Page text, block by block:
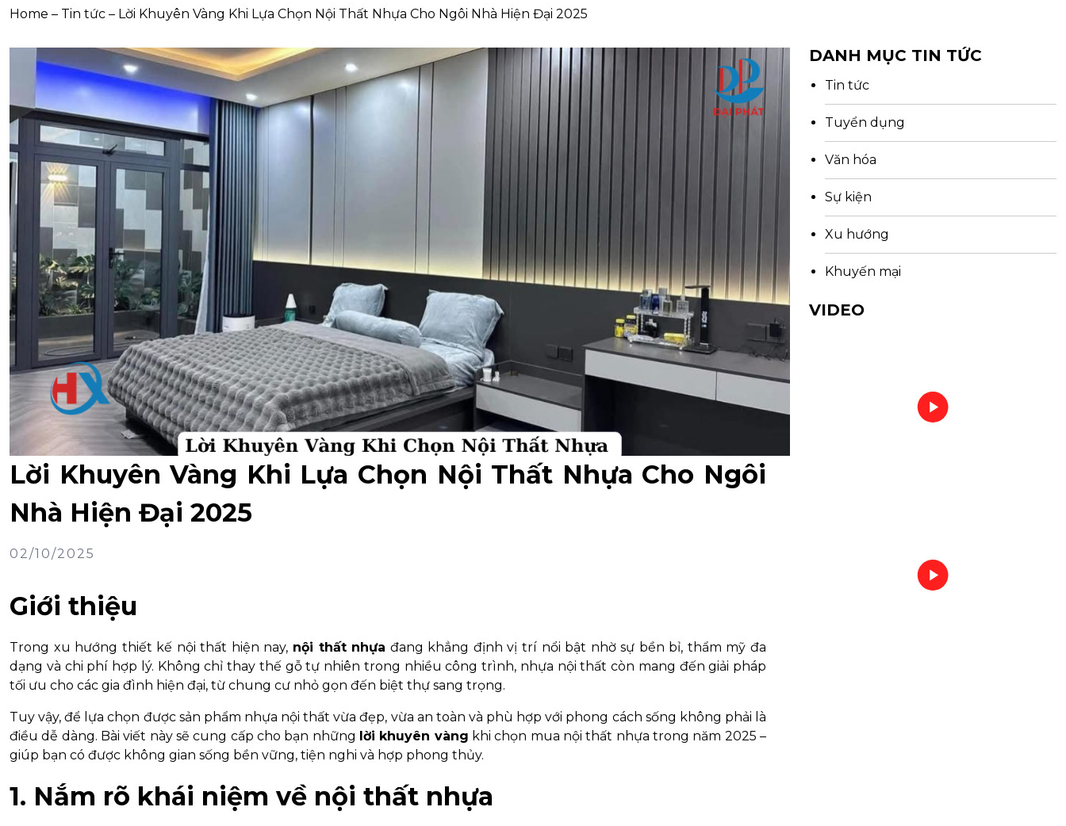
Home – Tin tức – Lời Khuyên Vàng Khi Lựa Chọn Nội Thất Nhựa Cho Ngôi Nhà Hiện Đại 2025
Lời Khuyên Vàng Khi Lựa Chọn Nội Thất Nhựa Cho Ngôi
Nhà Hiện Đại 2025
02/10/2025
Giới thiệu
Trong xu hướng thiết kế nội thất hiện nay, nội thất nhựa đang khẳng định vị trí nổi bật nhờ sự bền bỉ, thẩm mỹ đa
dạng và chi phí hợp lý. Không chỉ thay thế gỗ tự nhiên trong nhiều công trình, nhựa nội thất còn mang đến giải pháp
tối ưu cho các gia đình hiện đại, từ chung cư nhỏ gọn đến biệt thự sang trọng.
Tuy vậy, để lựa chọn được sản phẩm nhựa nội thất vừa đẹp, vừa an toàn và phù hợp với phong cách sống không phải là
điều dễ dàng. Bài viết này sẽ cung cấp cho bạn những lời khuyên vàng khi chọn mua nội thất nhựa trong năm 2025 –
giúp bạn có được không gian sống bền vững, tiện nghi và hợp phong thủy.
1. Nắm rõ khái niệm về nội thất nhựa
DANH MỤC TIN TỨC
Tin tức
Tuyển dụng
Văn hóa
Sự kiện
Xu hướng
Khuyến mại
VIDEO